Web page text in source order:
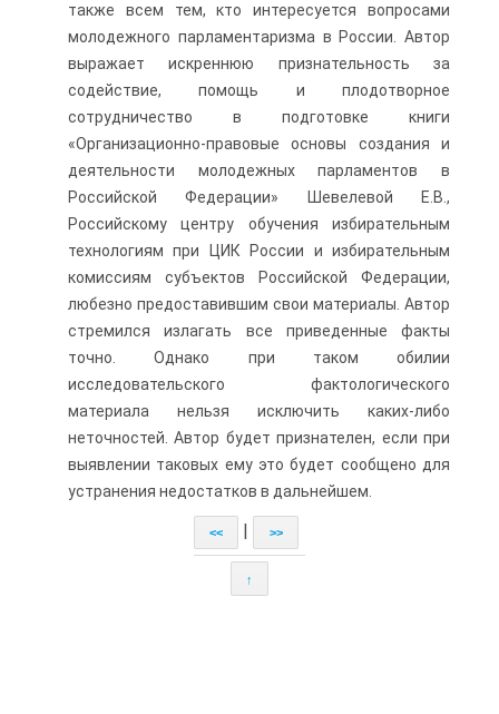
также всем тем, кто интересуется вопросами
молодежного парламентаризма в России. Автор
выражает искреннюю признательность за
содействие, помощь и плодотворное
сотрудничество в подготовке книги
«Организационно-правовые основы создания и
деятельности молодежных парламентов в
Российской Федерации» Шевелевой Е.В.,
Российскому центру обучения избирательным
технологиям при ЦИК России и избирательным
комиссиям субъектов Российской Федерации,
любезно предоставившим свои материалы. Автор
стремился излагать все приведенные факты
точно. Однако при таком обилии
исследовательского фактологического
материала нельзя исключить каких-либо
неточностей. Автор будет признателен, если при
выявлении таковых ему это будет сообщено для
устранения недостатков в дальнейшем.
<< >>
↑